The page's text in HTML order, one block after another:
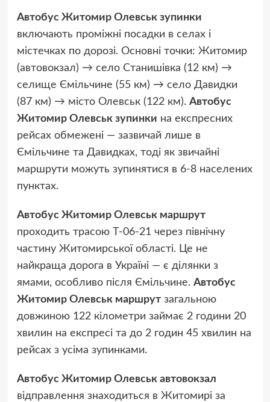
Автобус Житомир Олевськ зупинки
включають проміжні посадки в селах і
містечках по дорозі. Основні точки: Житомир
(автовокзал) → село Станишівка (12 км) →
селище Ємільчине (55 км) → село Давидки
(87 км) → місто Олевськ (122 км). Автобус
Житомир Олевськ зупинки на експресних
рейсах обмежені — зазвичай лише в
Ємільчине та Давидках, тоді як звичайні
маршрути можуть зупинятися в 6-8 населених
пунктах.
Автобус Житомир Олевськ маршрут
проходить трасою Т-06-21 через північну
частину Житомирської області. Це не
найкраща дорога в Україні — є ділянки з
ямами, особливо після Ємільчине. Автобус
Житомир Олевськ маршрутзагальною
довжиною 122 кілометри займає 2 години 20
хвилин на експресі та до 2 годин 45 хвилин на
рейсах з усіма зупинками.
Автобус Житомир Олевськ автовокзал
відправлення знаходиться в Житомирі за